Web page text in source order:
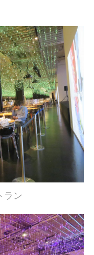
ラン